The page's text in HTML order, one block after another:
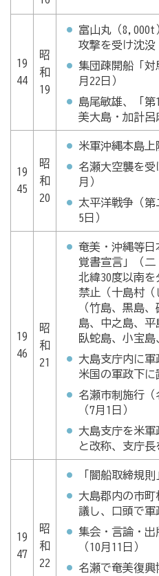
19
44
昭
和
19
富山丸（8,000t
攻撃を受け沈没
集団疎開船「対
月22日）
島尾敏雄、「第
美大島・加計呂
19
45
昭
和
20
米軍沖縄本島上
名瀬大空襲を受
月）
太平洋戦争（第
5日）
19
46
昭
和
21
奄美・沖縄等日
覚書宣言」（二
北緯30度以南
禁止（十島村
（竹島、黒島
島、中之島、平
臥蛇島、小宝島
大島支庁内に軍
米国の軍政下に
名瀬市制施行（
（7月1日）
大島支庁を米軍
と改称、支庁長
19
47
昭
和
22
「闇船取締規則
大島郡内の市町
議し、口頭で軍
集会・言論・出
（10月11日）
名瀬で奄美復興